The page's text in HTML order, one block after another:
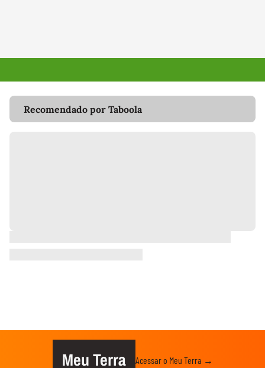
Recomendado por Taboola
Meu Terra Acessar o Meu Terra →